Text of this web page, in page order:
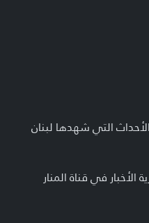
التي شهدها لبنان
في قناة المنار